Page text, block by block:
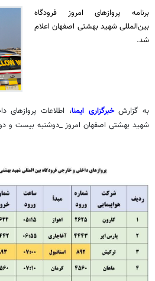
برنامه پروازهای امروز فرودگاه
بین‌المللی شهید بهشتی اصفهان اعلام
شد.
به گزارش خبرگزاری ایمنا، اطلاعات پروازهای
شهید بهشتی اصفهان امروز _دوشنبه بیست و